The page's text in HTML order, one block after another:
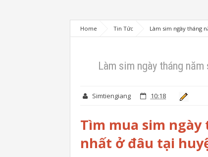
Home Tin Tức Làm sim ngày tháng
Làm sim ngày tháng
Simtiengiang 10:18
Tìm mua sim
nhất ở đâu tại